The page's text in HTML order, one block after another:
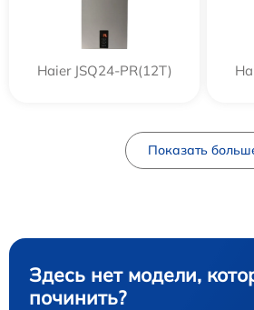
Haier JSQ24-PR(12T)
Показать
Здесь нет модели,
починить?